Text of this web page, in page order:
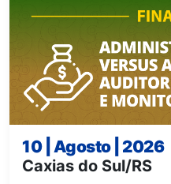
10 | Agosto | 2026
Caxias do Sul/RS